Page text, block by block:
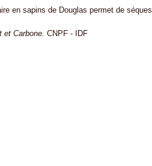
en sapins de Douglas permet de
et Carbone. CNPF - IDF